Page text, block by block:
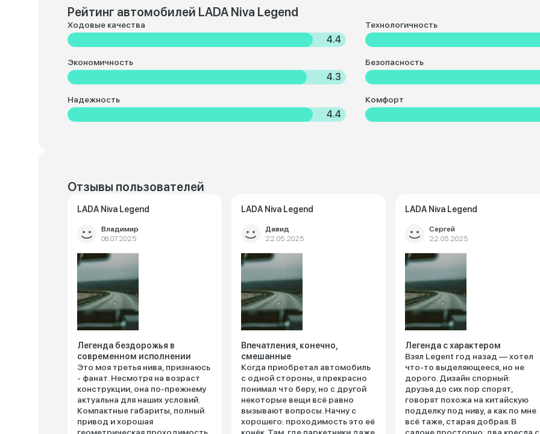
Рейтинг автомобилей LADA Niva Legend
Ходовые качества
4.4
Технологичность
Экономичность
4.3
Безопасность
Надежность
4.4
Комфорт
Отзывы пользователей
LADA Niva Legend
Владимир
08.07.2025
Легенда бездорожья в
современном исполнении
Это моя третья нива, признаюсь
- фанат. Несмотря на возраст
конструкции, она по-прежнему
актуальна для наших условий.
Компактные габариты, полный
привод и хорошая
LADA Niva Legend
Давид
22.05.2025
Впечатления, конечно,
смешанные
Когда приобретал автомобиль
с одной стороны, я прекрасно
понимал что беру, но с другой
некоторые вещи всё равно
вызывают вопросы. Начну с
хорошего: проходимость это её
LADA Niva Legend
Сергей
22.05.2025
Легенда с характером
Взял Legent год назад — хотел
что-то выделяющееся, но не
дорого. Дизайн спорный:
друзья до сих пор спорят,
говорят похожа на китайскую
подделку под ниву, а как по мне
всё таже, старая добрая. В